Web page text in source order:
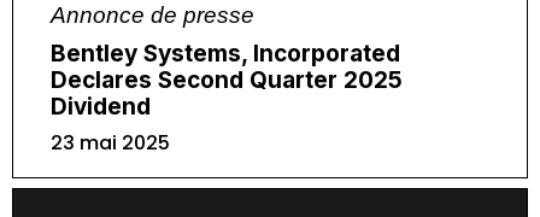
Annonce de presse
Bentley Systems, Incorporated
Declares Second Quarter 2025
Dividend
23 mai 2025